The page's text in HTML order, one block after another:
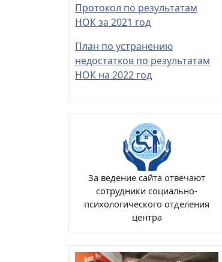
Протокол по результатам
НОК за 2021 год
План по устранению
недостатков по результатам
НОК на 2022 год
За ведение сайта отвечают
сотрудники социально-
психологического отделения
центра